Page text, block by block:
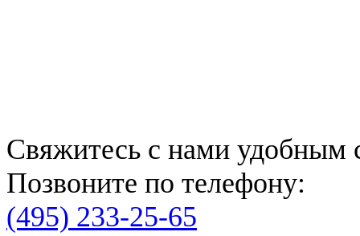
Свяжитесь с нами удобным
Позвоните по телефону:
(495) 233-25-65